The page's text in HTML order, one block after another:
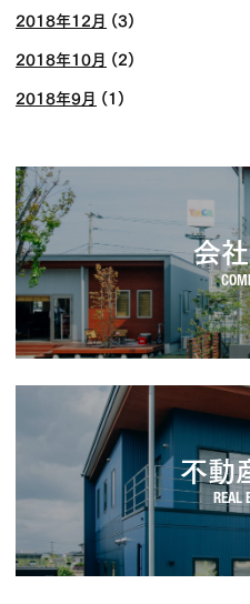
2018年12月 (3)
2018年10月 (2)
2018年9月 (1)
会
不動